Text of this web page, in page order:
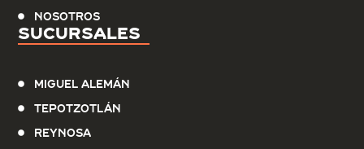
Sucursales
Miguel Alemán
Tepotzotlán
Reynosa
Nosotros